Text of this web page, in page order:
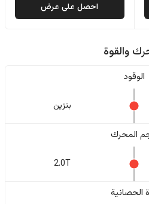
احصل على عرض
والقوة
الوقود
بنزين
المحرك
2.0T
الحصانية